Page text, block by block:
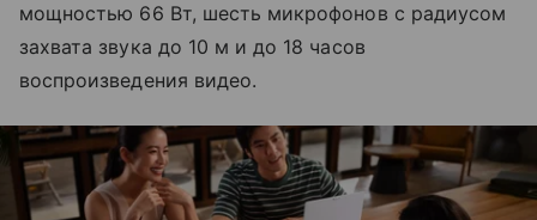
мощностью 66 Вт, шесть микрофонов с радиусом
захвата звука до 10 м и до 18 часов
воспроизведения видео.